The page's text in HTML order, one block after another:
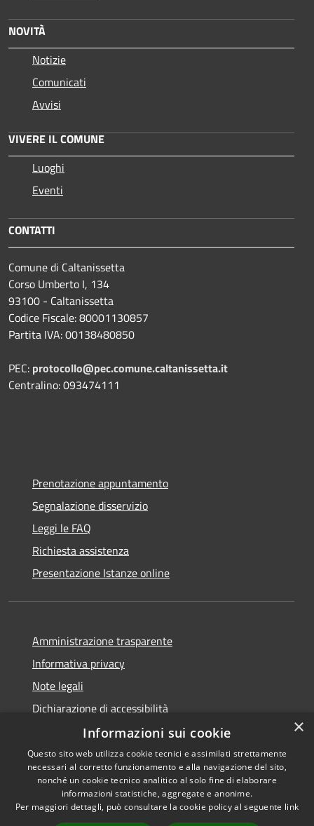
NOVITÀ
Notizie
Comunicati
Avvisi
VIVERE IL COMUNE
Luoghi
Eventi
CONTATTI
Comune di Caltanissetta
Corso Umberto I, 134
93100 - Caltanissetta
Codice Fiscale: 80001130857
Partita IVA: 00138480850
PEC: protocollo@pec.comune.caltanissetta.it
Centralino: 093474111
Prenotazione appuntamento
Segnalazione disservizio
Leggi le FAQ
Richiesta assistenza
Presentazione Istanze online
Amministrazione trasparente
Informativa privacy
Note legali
Dichiarazione di accessibilità
Accessibilità
Privacy
Copyright © 2026 • Comune di
Caltanissetta • Powered by
Municipium•Accesso
×
Informazioni sui cookie
Questo sito web utilizza cookie tecnici e assimilati strettamente
necessari al corretto funzionamento e alla navigazione del sito,
nonché un cookie tecnico analitico al solo fine di elaborare
informazioni statistiche, aggregate e anonime.
Per maggiori dettagli, può consultare la cookie policy al seguente link